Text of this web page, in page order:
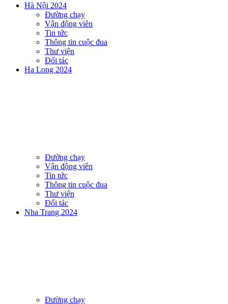
Hà Nội 2024
Đường chạy
Vận động viên
Tin tức
Thông tin cuộc đua
Thư viện
Đối tác
Ha Long 2024
Đường chạy
Vận động viên
Tin tức
Thông tin cuộc đua
Thư viện
Đối tác
Nha Trang 2024
Đường chạy